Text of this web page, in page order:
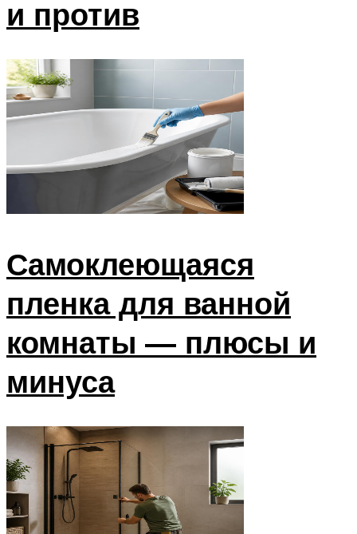
и против
Самоклеющаяся
пленка для ванной
комнаты — плюсы и
минуса